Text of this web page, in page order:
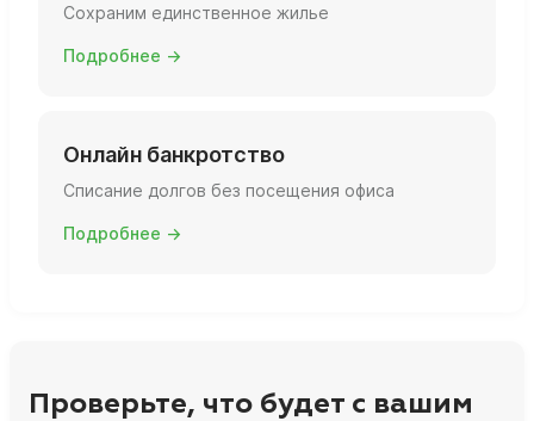
Сохраним единственное жилье
Подробнее →
Онлайн банкротство
Списание долгов без посещения офиса
Подробнее →
Проверьте, что будет с вашим